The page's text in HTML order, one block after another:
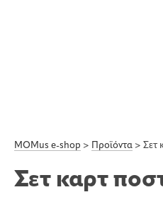
MOMus e-shop > Προϊόντα > Σετ
Σετ καρτ